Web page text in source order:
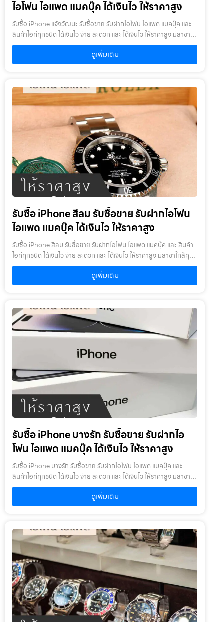
เคยเสียหรือเคยซ่อมมาก่อน
ไอโฟน ไอแพด แมคบุ๊ค ได้เงินไว ให้ราคาสูง
รับซื้อ iPhone แจ้งวัฒนะ รับซื้อขาย รับฝากไอโฟน ไอแพด แมคบุ๊ค และ
สินค้าไอทีทุกชนิด ได้เงินไว ง่าย สะดวก และ ได้เงินไว ให้ราคาสูง มีสาขา
ใกล้คุณรับซื้อ iPhone แจ้งวัฒนะ ให้บริการโดย รับซื้อขายไอโฟน.com
บริการรับซื้อขาย รับฝากสินค้าไอที และ ของมีค่าทุกชนิด ไม่ว่าจะเป็น ไอ
โฟน ไอแพด แมคบุ๊ค กล้องถ่ายรูป สินค้าแบรนด์เนม กระเป๋า นาฬิกา ทีวี
สาขาใกล้คุณเงื่อนไขการให้บริการ1. แจ้งความประสงค์ของท่าน : ว่า
ต้องการนำสินค้าชนิดใดมาจำนำ โดยแจ้งรุ่นสินค้า และ ประเมินราคาสินค้า
ในเบื้องต้น2. กำหนดสถานที่นัดพบ : โดยผู้จำนำต้องเตรียมเอกสาร สำเนา
บัตรประชาชน เซ็นรับรองสำเนา เพื่อยืนยันการเป็นเจ้าของสินค้า3. ตรวจ
สอบสภาพ ตีราคา และ รับเงินสดทันที : ระยะเวลาผ่อนชำระตั้งแต่ 60 วัน
ขึ้นไป และสูงสุด 60 เดือน อัตราดอกเบี้ยต่อปีไม่เกิน 15% ตามที่กฏหมาย
กำหนด เงิน 1,000 บาท จะมีค่าบริการ 5 บาท/วัน ท่านโอนเงินค่าบริการ
ทุก 20 วัน (นับจากวันที่จำนำสินค้า) อัตราดอกเบี้ยร้อยละ 15 ต่อปี โดย
อัตราดอกเบี้ยค่าปรับ ค่าบริการ และค่าธรรมเนียม ใดๆ เมื่อรวมกันแล้ว
สูงสุดไม่เกิน 28% ต่อปีเงื่อนไขการรับจำนำ1. ผู้จำนำ ต้องเป็นเจ้าของ
สินค้า : ผู้นำสินค้ามาจำนำ ต้องเป็นเจ้าของสินค้า โดยเราจะไม่รับจำนำ
ปี : หากเกินจะพิจารณาเป็นบางรายการ โดยสินค้าต้องอยู่ในสภาพดี ไม่
เคยเสียหรือเคยซ่อมมาก่อน
ดูเพิ่มเติม
รับซื้อ iPhone สีลม รับซื้อขาย รับฝากไอโฟน
ไอแพด แมคบุ๊ค ได้เงินไว ให้ราคาสูง
รับซื้อ iPhone สีลม รับซื้อขาย รับฝากไอโฟน ไอแพด แมคบุ๊ค และ สินค้า
ไอทีทุกชนิด ได้เงินไว ง่าย สะดวก และ ได้เงินไว ให้ราคาสูง มีสาขาใกล้คุณ
รับซื้อ iPhone สีลม ให้บริการโดย รับซื้อขายไอโฟน.com บริการรับซื้อ
ขาย รับฝากสินค้าไอที และ ของมีค่าทุกชนิด ไม่ว่าจะเป็น ไอโฟน ไอแพด แม
คบุ๊ค กล้องถ่ายรูป สินค้าแบรนด์เนม กระเป๋า นาฬิกา ทีวี จักรยาน เครื่อง
เงื่อนไขการให้บริการ1. แจ้งความประสงค์ของท่าน : ว่าต้องการนำสินค้า
ชนิดใดมาจำนำ โดยแจ้งรุ่นสินค้า และ ประเมินราคาสินค้าในเบื้องต้น2.
กำหนดสถานที่นัดพบ : โดยผู้จำนำต้องเตรียมเอกสาร สำเนาบัตร
ประชาชน เซ็นรับรองสำเนา เพื่อยืนยันการเป็นเจ้าของสินค้า3. ตรวจสอบ
สภาพ ตีราคา และ รับเงินสดทันที : ระยะเวลาผ่อนชำระตั้งแต่ 60 วันขึ้นไป
และสูงสุด 60 เดือน อัตราดอกเบี้ยต่อปีไม่เกิน 15% ตามที่กฏหมาย
กำหนด เงิน 1,000 บาท จะมีค่าบริการ 5 บาท/วัน ท่านโอนเงินค่าบริการ
ทุก 20 วัน (นับจากวันที่จำนำสินค้า) อัตราดอกเบี้ยร้อยละ 15 ต่อปี โดย
อัตราดอกเบี้ยค่าปรับ ค่าบริการ และค่าธรรมเนียม ใดๆ เมื่อรวมกันแล้ว
สูงสุดไม่เกิน 28% ต่อปีเงื่อนไขการรับจำนำ1. ผู้จำนำ ต้องเป็นเจ้าของ
สินค้า : ผู้นำสินค้ามาจำนำ ต้องเป็นเจ้าของสินค้า โดยเราจะไม่รับจำนำ
ปี : หากเกินจะพิจารณาเป็นบางรายการ โดยสินค้าต้องอยู่ในสภาพดี ไม่
เคยเสียหรือเคยซ่อมมาก่อน
ดูเพิ่มเติม
รับซื้อ iPhone บางรัก รับซื้อขาย รับฝากไอ
โฟน ไอแพด แมคบุ๊ค ได้เงินไว ให้ราคาสูง
รับซื้อ iPhone บางรัก รับซื้อขาย รับฝากไอโฟน ไอแพด แมคบุ๊ค และ
สินค้าไอทีทุกชนิด ได้เงินไว ง่าย สะดวก และ ได้เงินไว ให้ราคาสูง มีสาขา
ใกล้คุณรับซื้อ iPhone บางรัก ให้บริการโดย รับซื้อขายไอโฟน.com
บริการรับซื้อขาย รับฝากสินค้าไอที และ ของมีค่าทุกชนิด ไม่ว่าจะเป็น ไอ
โฟน ไอแพด แมคบุ๊ค กล้องถ่ายรูป สินค้าแบรนด์เนม กระเป๋า นาฬิกา ทีวี
สาขาใกล้คุณเงื่อนไขการให้บริการ1. แจ้งความประสงค์ของท่าน : ว่า
ต้องการนำสินค้าชนิดใดมาจำนำ โดยแจ้งรุ่นสินค้า และ ประเมินราคาสินค้า
ในเบื้องต้น2. กำหนดสถานที่นัดพบ : โดยผู้จำนำต้องเตรียมเอกสาร สำเนา
บัตรประชาชน เซ็นรับรองสำเนา เพื่อยืนยันการเป็นเจ้าของสินค้า3. ตรวจ
สอบสภาพ ตีราคา และ รับเงินสดทันที : ระยะเวลาผ่อนชำระตั้งแต่ 60 วัน
ขึ้นไป และสูงสุด 60 เดือน อัตราดอกเบี้ยต่อปีไม่เกิน 15% ตามที่กฏหมาย
กำหนด เงิน 1,000 บาท จะมีค่าบริการ 5 บาท/วัน ท่านโอนเงินค่าบริการ
ทุก 20 วัน (นับจากวันที่จำนำสินค้า) อัตราดอกเบี้ยร้อยละ 15 ต่อปี โดย
อัตราดอกเบี้ยค่าปรับ ค่าบริการ และค่าธรรมเนียม ใดๆ เมื่อรวมกันแล้ว
ดูเพิ่มเติม